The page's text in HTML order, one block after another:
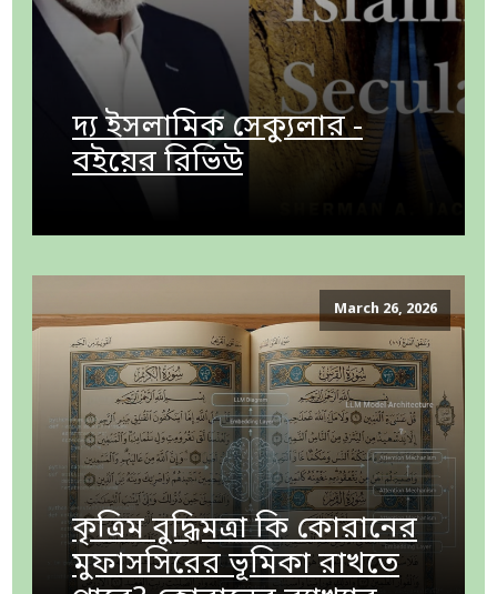
দ্য ইসলামিক সেক্যুলার -
বইয়ের রিভিউ
March 26, 2026
কৃত্রিম বুদ্ধিমত্রা কি কোরানের
মুফাসসিরের ভূমিকা রাখতে